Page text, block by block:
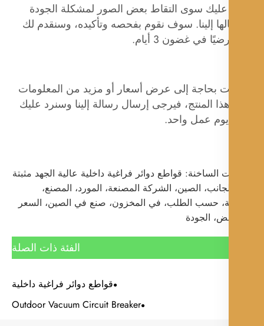
سوى التقاط بعض الصور لمشكلة الجودة
إلينا. سوف نقوم بفحصه وتأكيده، وسنقدم لك
في غضون 3 أيام.
بحاجة إلى عرض أسعار أو مزيد من المعلومات
المنتج، فيرجى إرسال رسالة إلينا وسنرد عليك
عمل واحد.
الساخنة: قواطع دوائر فراغية داخلية عالية الجهد مثبتة
الصين، الشركة المصنعة، المورد، المصنع،
حسب الطلب، في المخزون، صنع في الصين، السعر
الجودة
الفئة ذات الصلة
قواطع دوائر فراغية داخلية
Outdoor Vacuum Circuit Breaker